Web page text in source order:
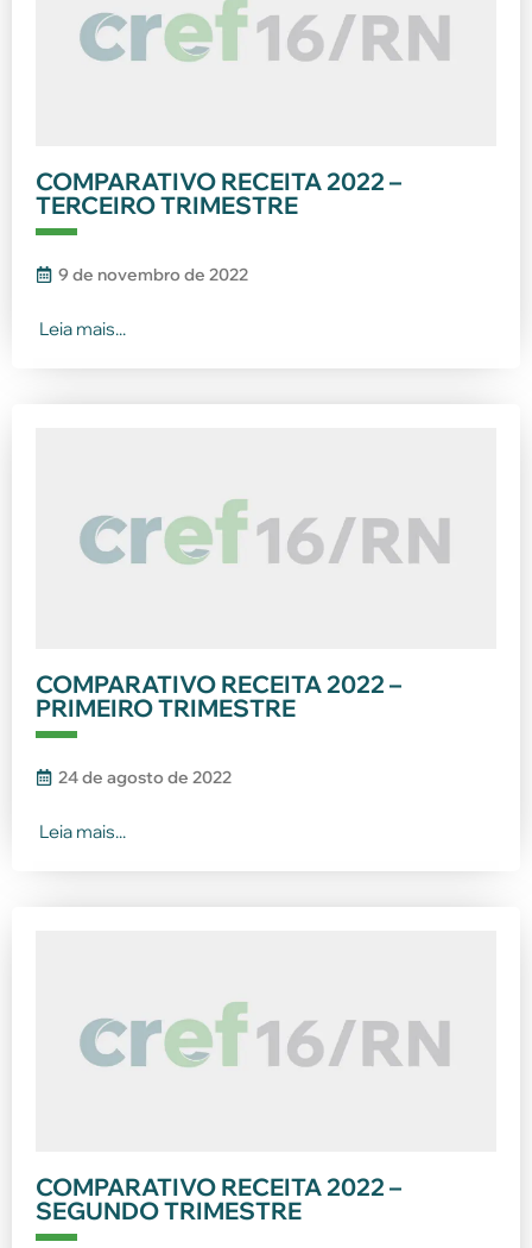
COMPARATIVO RECEITA 2022 –
TERCEIRO TRIMESTRE
9 de novembro de 2022
Leia mais...
COMPARATIVO RECEITA 2022 –
PRIMEIRO TRIMESTRE
24 de agosto de 2022
Leia mais...
COMPARATIVO RECEITA 2022 –
SEGUNDO TRIMESTRE